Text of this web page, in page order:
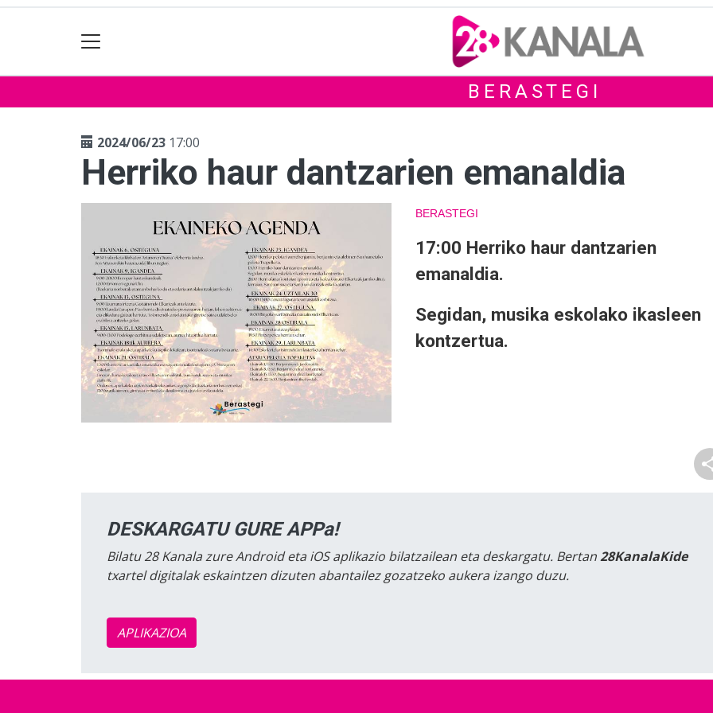
BERASTEGI
2024/06/23 17:00
Herriko haur dantzarien emanaldia
BERASTEGI
17:00 Herriko haur dantzarien
emanaldia.
Segidan, musika eskolako ikasleen
kontzertua.
DESKARGATU GURE APPa!
Bilatu 28 Kanala zure Android eta iOS aplikazio bilatzailean eta deskargatu. Bertan28KanalaKide
txartel digitalak eskaintzen dizuten abantailez gozatzeko aukera izango duzu.
APLIKAZIOA